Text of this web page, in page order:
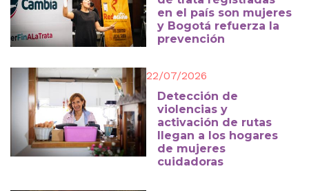
en el país son mujeres
y Bogotá refuerza la
prevención
22/07/2026
Detección de
violencias y
activación de rutas
llegan a los hogares
de mujeres
cuidadoras